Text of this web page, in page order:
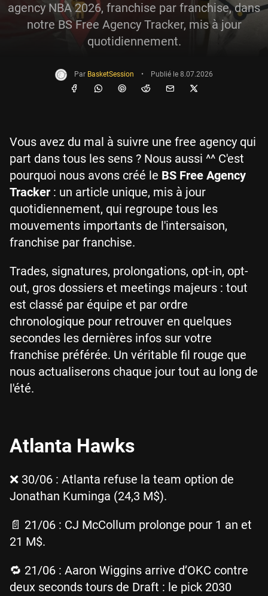
agency NBA 2026, franchise par franchise, dans
notre BS Free Agency Tracker, mis à jour
quotidiennement.
Par BasketSession • Publié le 8.07.2026
Vous avez du mal à suivre une free agency qui
part dans tous les sens ? Nous aussi ^^ C'est
pourquoi nous avons créé le BS Free Agency
Tracker : un article unique, mis à jour
quotidiennement, qui regroupe tous les
mouvements importants de l'intersaison,
franchise par franchise.
Trades, signatures, prolongations, opt-in, opt-
out, gros dossiers et meetings majeurs : tout
est classé par équipe et par ordre
chronologique pour retrouver en quelques
secondes les dernières infos sur votre
franchise préférée. Un véritable fil rouge que
nous actualiserons chaque jour tout au long de
l'été.
Atlanta Hawks
❌ 30/06 : Atlanta refuse la team option de
Jonathan Kuminga (24,3 M$).
📄 21/06 : CJ McCollum prolonge pour 1 an et
21 M$.
🔁 21/06 : Aaron Wiggins arrive d’OKC contre
deux seconds tours de Draft : le pick 2030